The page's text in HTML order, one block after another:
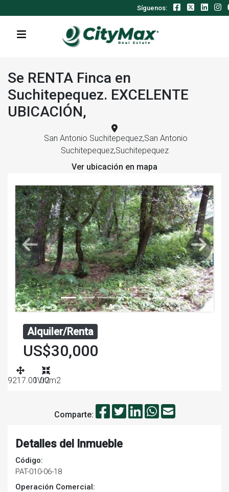
Síguenos:
Se RENTA Finca en
Suchitepequez. EXCELENTE
UBICACIÓN,
San Antonio Suchitepequez,San Antonio
Suchitepequez,Suchitepequez
Ver ubicación en mapa
Alquiler/Renta
US$30,000
9217.00Vr2
1.00m2
Comparte:
Detalles del Inmueble
Código:
PAT-010-06-18
Operación Comercial: